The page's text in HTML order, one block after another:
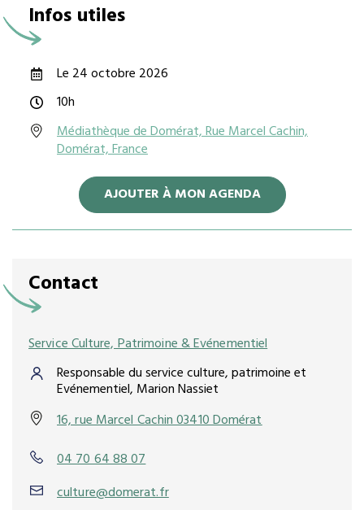
Infos utiles
Le 24 octobre 2026
10h
Médiathèque de Domérat, Rue Marcel Cachin,
Domérat, France
AJOUTER À MON AGENDA
Contact
Service Culture, Patrimoine & Evénementiel
Responsable du service culture, patrimoine et
Evénementiel, Marion Nassiet
16, rue Marcel Cachin 03410 Domérat
04 70 64 88 07
culture@domerat.fr